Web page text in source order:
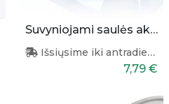
Suvyniojami saulės akiniai (violetiniai)
Išsiųsime iki antradienio
7,79 €